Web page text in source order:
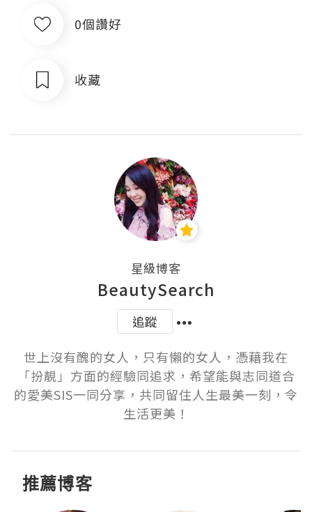
0個讚好
收藏
星級博客
BeautySearch
追蹤
世上沒有醜的女人，只有懶的女人，憑藉我在
「扮靚」方面的經驗同追求，希望能與志同道合
的愛美SIS一同分享，共同留住人生最美一刻，令
生活更美！
推薦博客